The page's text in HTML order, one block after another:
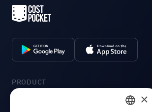
PRODUCT
×